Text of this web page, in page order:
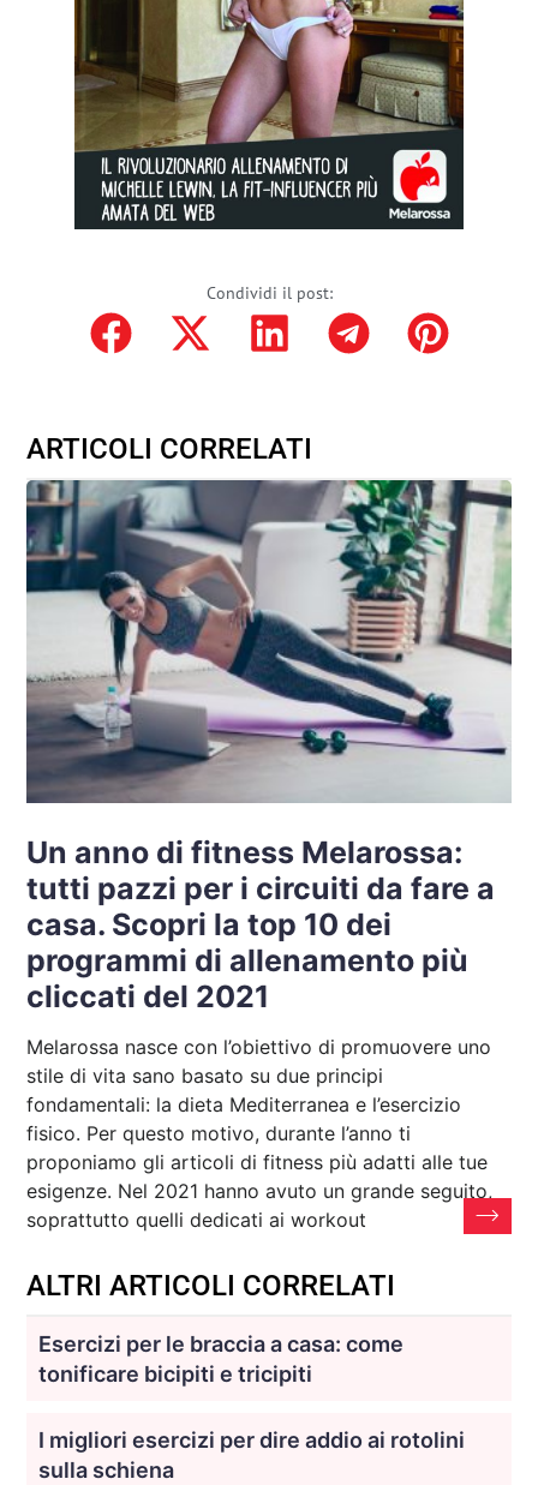
Condividi il post:
ARTICOLI CORRELATI
Un anno di fitness Melarossa:
tutti pazzi per i circuiti da fare a
casa. Scopri la top 10 dei
programmi di allenamento più
cliccati del 2021
Melarossa nasce con l’obiettivo di promuovere uno
stile di vita sano basato su due principi
fondamentali: la dieta Mediterranea e l’esercizio
fisico. Per questo motivo, durante l’anno ti
proponiamo gli articoli di fitness più adatti alle tue
esigenze. Nel 2021 hanno avuto un grande seguito,
soprattutto quelli dedicati ai workout
ALTRI ARTICOLI CORRELATI
Esercizi per le braccia a casa: come
tonificare bicipiti e tricipiti
I migliori esercizi per dire addio ai rotolini
sulla schiena